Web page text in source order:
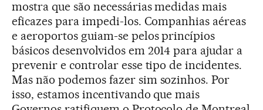
mostra que são necessárias medidas mais
eficazes para impedi-los. Companhias aéreas
e aeroportos guiam-se pelos princípios
básicos desenvolvidos em 2014 para ajudar a
prevenir e controlar esse tipo de incidentes.
Mas não podemos fazer sim sozinhos. Por
isso, estamos incentivando que mais